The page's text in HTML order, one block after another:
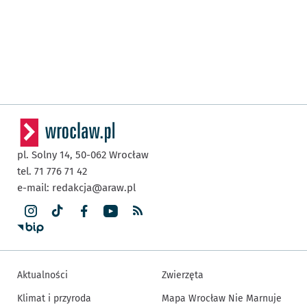
pl. Solny 14, 50-062 Wrocław
tel. 71 776 71 42
e-mail: redakcja@araw.pl
Aktualności
Klimat i przyroda
Zwierzęta
Mapa Wrocław Nie Marnuje